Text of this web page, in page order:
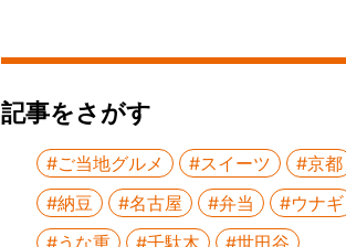
記事をさがす
#ご当地グルメ #スイーツ
#京都
#納豆
#名古屋 #弁当
#ウナギ
#うな重
#千駄木
#世田谷